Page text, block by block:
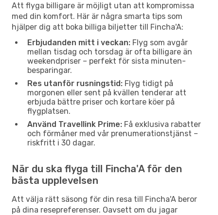
Att flyga billigare är möjligt utan att kompromissa
med din komfort. Här är några smarta tips som
hjälper dig att boka billiga biljetter till Fincha'A:
Erbjudanden mitt i veckan: Flyg som avgår
mellan tisdag och torsdag är ofta billigare än
weekendpriser – perfekt för sista minuten-
besparingar.
Res utanför rusningstid: Flyg tidigt på
morgonen eller sent på kvällen tenderar att
erbjuda bättre priser och kortare köer på
flygplatsen.
Använd Travellink Prime: Få exklusiva rabatter
och förmåner med vår prenumerationstjänst –
riskfritt i 30 dagar.
När du ska flyga till Fincha'A för den
bästa upplevelsen
Att välja rätt säsong för din resa till Fincha'A beror
på dina resepreferenser. Oavsett om du jagar